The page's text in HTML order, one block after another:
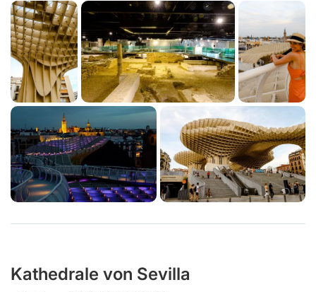
Kathedrale von Sevilla